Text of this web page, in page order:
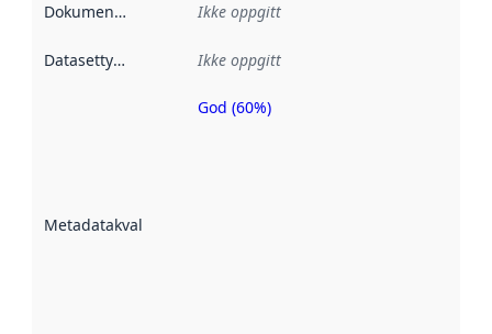
Dokumentasjon Ikke oppgitt
Datasettype Ikke oppgitt
Metadatakvalitet
Metadatakvalitet
God (60%)